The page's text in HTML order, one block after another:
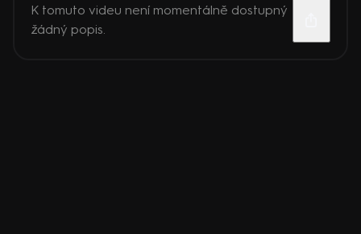
K tomuto videu není momentálně dostupný
žádný popis.